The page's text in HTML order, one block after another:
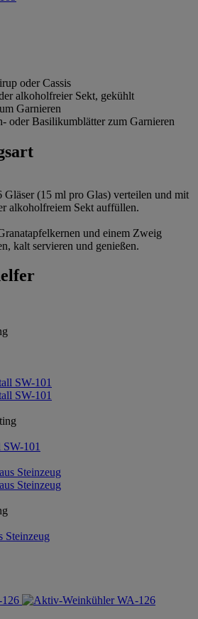
oder Cassis
alkoholfreier Sekt, gekühlt
Garnieren
oder Basilikumblätter zum Garnieren
Gläser (15 ml pro Glas) verteilen und mit
alkoholfreiem Sekt auffüllen.
und einem Zweig
kalt servieren und genießen.
SW-101
Steinzeug